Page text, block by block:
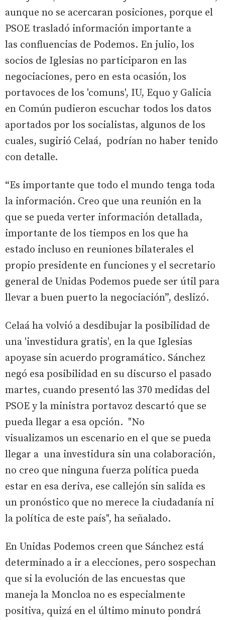
aunque no se acercaran posiciones, porque el
PSOE trasladó información importante a
las confluencias de Podemos. En julio, los
socios de Iglesias no participaron en las
negociaciones, pero en esta ocasión, los
portavoces de los 'comuns', IU, Equo y Galicia
en Común pudieron escuchar todos los datos
aportados por los socialistas, algunos de los
cuales, sugirió Celaá, podrían no haber tenido
con detalle.
“Es importante que todo el mundo tenga toda
la información. Creo que una reunión en la
que se pueda verter información detallada,
importante de los tiempos en los que ha
estado incluso en reuniones bilaterales el
propio presidente en funciones y el secretario
general de Unidas Podemos puede ser útil para
llevar a buen puerto la negociación”, deslizó.
Celaá ha volvió a desdibujar la posibilidad de
una 'investidura gratis', en la que Iglesias
apoyase sin acuerdo programático. Sánchez
negó esa posibilidad en su discurso el pasado
martes, cuando presentó las 370 medidas del
PSOE y la ministra portavoz descartó que se
pueda llegar a esa opción. "No
visualizamos un escenario en el que se pueda
llegar a una investidura sin una colaboración,
no creo que ninguna fuerza política pueda
estar en esa deriva, ese callejón sin salida es
un pronóstico que no merece la ciudadanía ni
la política de este país", ha señalado.
En Unidas Podemos creen que Sánchez está
determinado a ir a elecciones, pero sospechan
que si la evolución de las encuestas que
maneja la Moncloa no es especialmente
positiva, quizá en el último minuto pondrá